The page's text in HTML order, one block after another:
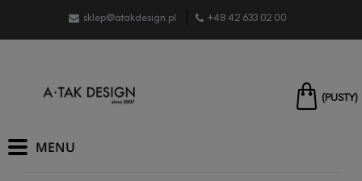
sklep@atakdesign.pl +48 42 633 02 00
(PUSTY)